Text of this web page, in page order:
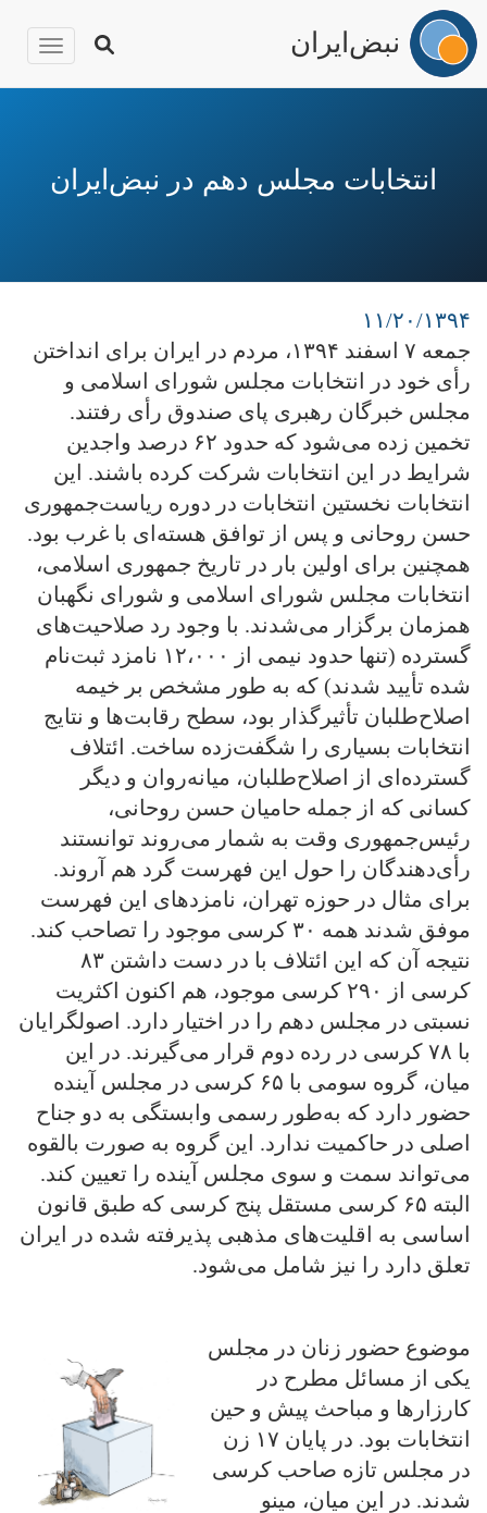
نبض‌ایران
انتخابات مجلس دهم در نبض‌ایران
۱۱/۲۰/۱۳۹۴
جمعه ۷ اسفند ۱۳۹۴، مردم در ایران برای انداختن
رأی خود در انتخابات مجلس شورای اسلامی و
مجلس خبرگان رهبری پای صندوق رأی رفتند.
تخمین زده می‌شود که حدود ۶۲ درصد واجدین
شرایط در این انتخابات شرکت کرده باشند. این
انتخابات نخستین انتخابات در دوره ریاست‌جمهوری
حسن روحانی و پس از توافق هسته‌ای با غرب بود.
همچنین برای اولین بار در تاریخ جمهوری اسلامی،
انتخابات مجلس شورای اسلامی و شورای نگهبان
همزمان برگزار می‌شدند. با وجود رد صلاحیت‌های
گسترده (تنها حدود نیمی از ۱۲،۰۰۰ نامزد ثبت‌نام
شده تأیید شدند) که به طور مشخص بر خیمه
اصلاح‌طلبان تأثیرگذار بود، سطح رقابت‌ها و نتایج
انتخابات بسیاری را شگفت‌زده ساخت. ائتلاف
گسترده‌ای از اصلاح‌طلبان، میانه‌روان و دیگر
کسانی که از جمله حامیان حسن روحانی،
رئیس‌جمهوری وقت به شمار می‌روند توانستند
رأی‌دهندگان را حول این فهرست گرد هم آروند.
برای مثال در حوزه تهران، نامزدهای این فهرست
موفق شدند همه ۳۰ کرسی موجود را تصاحب کند.
نتیجه آن که این ائتلاف با در دست داشتن ۸۳
کرسی از ۲۹۰ کرسی موجود، هم اکنون اکثریت
نسبتی در مجلس دهم را در اختیار دارد. اصولگرایان
با ۷۸ کرسی در رده دوم قرار می‌گیرند. در این
میان، گروه سومی با ۶۵ کرسی در مجلس آینده
حضور دارد که به‌طور رسمی وابستگی به دو جناح
اصلی در حاکمیت ندارد. این گروه به صورت بالقوه
می‌تواند سمت و سوی مجلس آینده را تعیین کند.
البته ۶۵ کرسی مستقل پنج کرسی که طبق قانون
اساسی به اقلیت‌های مذهبی پذیرفته شده در ایران
تعلق دارد را نیز شامل می‌شود.
موضوع حضور زنان در مجلس
یکی از مسائل مطرح در
کارزارها و مباحث پیش و حین
انتخابات بود. در پایان ۱۷ زن
در مجلس تازه صاحب کرسی
شدند. در این میان، مینو